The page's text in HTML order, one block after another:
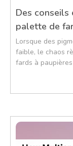
Des
palette de
Lorsque des
faible, le chaos
fards à